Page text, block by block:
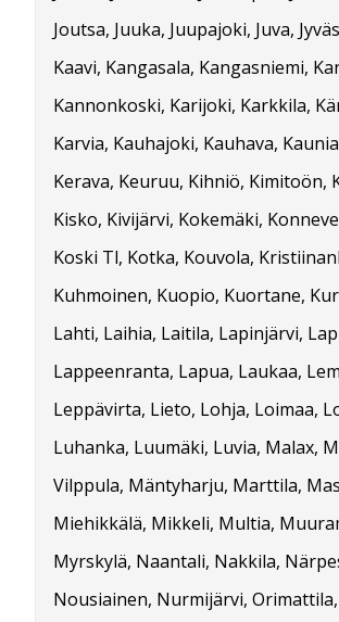
Joutsa, Juuka, Juupajoki, Juva,
Kaavi, Kangasala, Kangasniemi,
Kannonkoski, Karijoki, Karkkila,
Karvia, Kauhajoki, Kauhava,
Kerava, Keuruu, Kihniö, Kimitoön,
Kisko, Kivijärvi, Kokemäki,
Koski Tl, Kotka, Kouvola,
Kuhmoinen, Kuopio, Kuortane,
Lahti, Laihia, Laitila, Lapinjärvi,
Lappeenranta, Lapua, Laukaa,
Leppävirta, Lieto, Lohja, Loimaa,
Luhanka, Luumäki, Luvia, Malax,
Vilppula, Mäntyharju, Marttila,
Miehikkälä, Mikkeli, Multia,
Myrskylä, Naantali, Nakkila,
Nousiainen, Nurmijärvi,